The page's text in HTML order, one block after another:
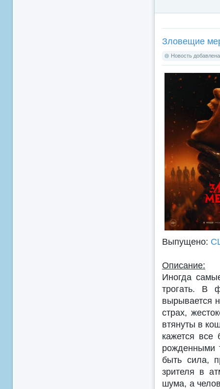
Зловещие
Новость
Выпущено:
Описание:
Иногда
трогать. В
вырывается
страх,
втянуты в
кажется все
рожденными
быть сила,
зрителя в
шума, а